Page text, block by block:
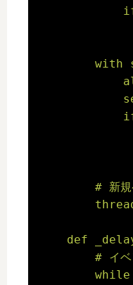
with
# 新規
def
# イベ
while